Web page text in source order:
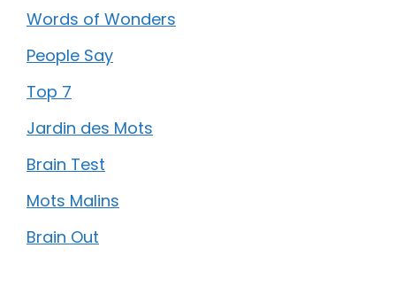
Words of Wonders
People Say
Top 7
Jardin des Mots
Brain Test
Mots Malins
Brain Out